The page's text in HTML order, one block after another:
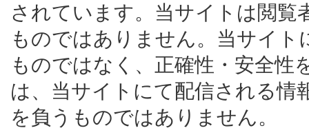
されています。当サイトは閲覧
ものではありません。当サイ
ものではなく、正確性・安全性
は、当サイトにて配信される情
を負うものではありません。